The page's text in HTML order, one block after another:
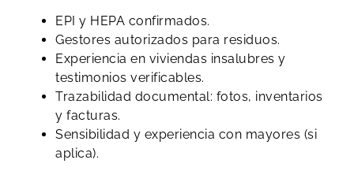
EPI y HEPA confirmados.
Gestores autorizados para residuos.
Experiencia en viviendas insalubres y
testimonios verificables.
Trazabilidad documental: fotos, inventarios
y facturas.
Sensibilidad y experiencia con mayores (si
aplica).